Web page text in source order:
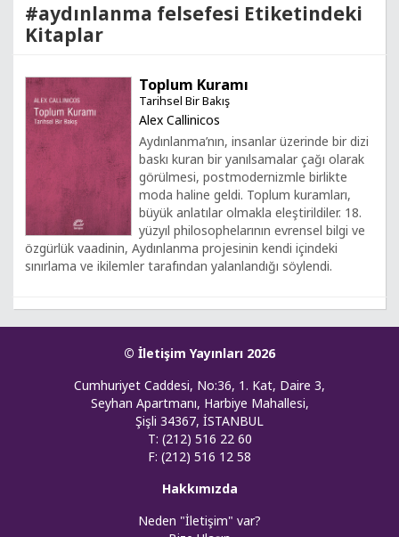
#aydınlanma felsefesi Etiketindeki
Kitaplar
Toplum Kuramı
Tarihsel Bir Bakış
Alex Callinicos
Aydınlanma’nın, insanlar üzerinde bir dizi
baskı kuran bir yanılsamalar çağı olarak
görülmesi, postmodernizmle birlikte
moda haline geldi. Toplum kuramları,
büyük anlatılar olmakla eleştirildiler. 18.
yüzyıl philosophelarının evrensel bilgi ve
özgürlük vaadinin, Aydınlanma projesinin kendi içindeki
sınırlama ve ikilemler tarafından yalanlandığı söylendi.
© İletişim Yayınları 2026
Cumhuriyet Caddesi, No:36, 1. Kat, Daire 3,
Seyhan Apartmanı, Harbiye Mahallesi,
Şişli 34367, İSTANBUL
T: (212) 516 22 60
F: (212) 516 12 58
Hakkımızda
Neden "İletişim" var?